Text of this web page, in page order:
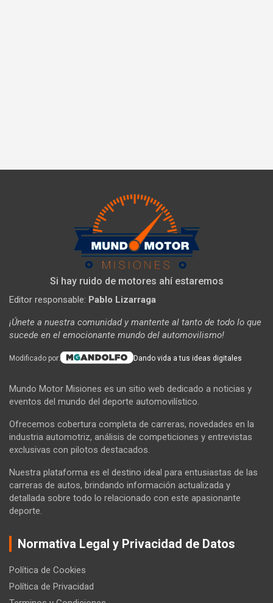
Si hay ruido de motores ahí estaremos
Editor responsable: Pablo Lizarraga
¡Únete a nuestra comunidad y mantente al tanto de todo lo que
sucede en el emocionante mundo del automovilismo!
Modificado por: Dando vida a tus ideas digitales
Mundo Motor Misiones es un sitio web dedicado a noticias y
eventos del mundo del deporte automovilístico.
Ofrecemos cobertura completa de carreras, novedades en la
industria automotriz, análisis de competiciones y entrevistas
exclusivas con pilotos destacados.
Nuestra plataforma es el destino ideal para entusiastas de las
carreras de autos, brindando información actualizada y
detallada sobre todo lo relacionado con este apasionante
deporte.
Normativa Legal y Privacidad de Datos
Política de Cookies
Política de Privacidad